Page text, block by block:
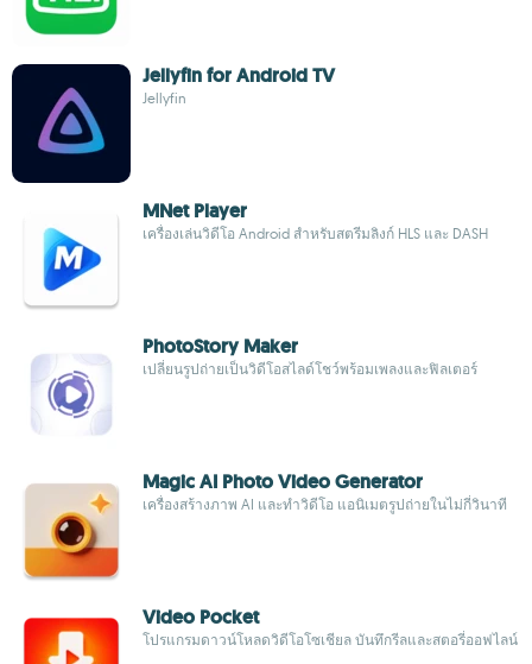
Jellyfin for Android TV
Jellyfin
MNet Player
เครื่องเล่นวิดีโอ Android สำหรับสตรีมลิงก์ HLS และ DASH
PhotoStory Maker
เปลี่ยนรูปถ่ายเป็นวิดีโอสไลด์โชว์พร้อมเพลงและฟิลเตอร์
Magic AI Photo Video Generator
เครื่องสร้างภาพ AI และทำวิดีโอ แอนิเมตรูปถ่ายในไม่กี่วินาที
Video Pocket
โปรแกรมดาวน์โหลดวิดีโอโซเชียล บันทึกรีลและสตอรี่ออฟไลน์